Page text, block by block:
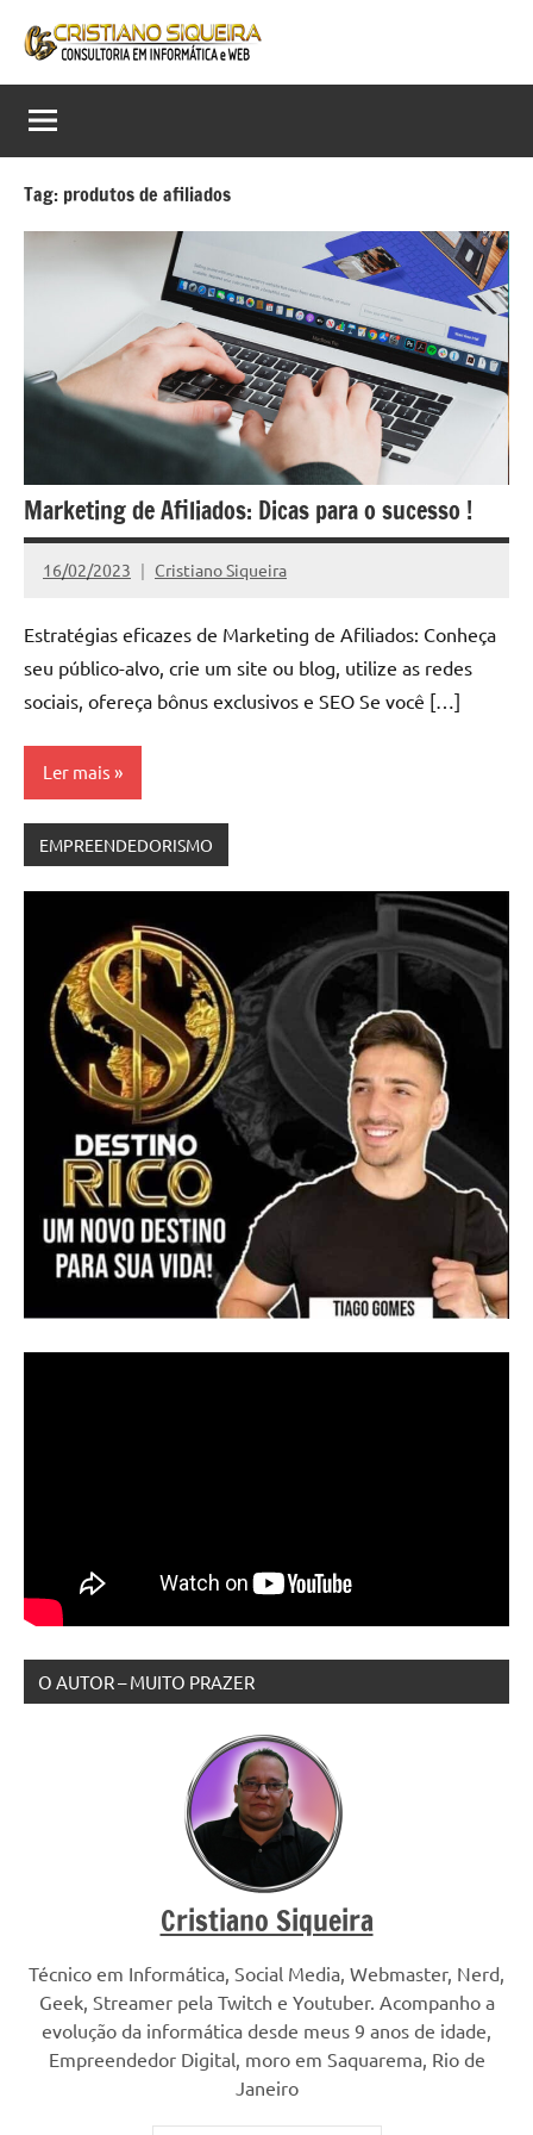
para
o
conteúdo
Cristiano
Siqueira
Consultoria
em
Informática
Web
Informática,
Web
e
Tag: produtos de afiliados
Marketing de Afiliados: Dicas para o sucesso !
16/02/2023 Cristiano Siqueira
Nenhum
Estratégias eficazes de Marketing de Afiliados: Conheça
seu público-alvo, crie um site ou blog, utilize as redes
sociais, ofereça bônus exclusivos e SEO Se você […]
Ler mais
EMPREENDEDORISMO
O AUTOR – MUITO PRAZER
Cristiano Siqueira
Técnico em Informática, Social Media, Webmaster, Nerd,
Geek, Streamer pela Twitch e Youtuber. Acompanho a
evolução da informática desde meus 9 anos de idade,
Empreendedor Digital, moro em Saquarema, Rio de
Janeiro